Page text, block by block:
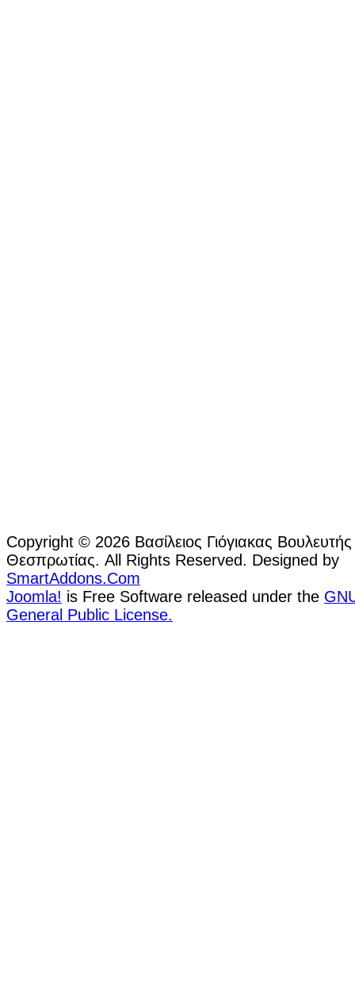
Copyright © 2026 Βασίλειος Γιόγιακας
Θεσπρωτίας. All Rights Reserved. Designed by
SmartAddons.Com
Joomla! is Free Software released under the
General Public License.